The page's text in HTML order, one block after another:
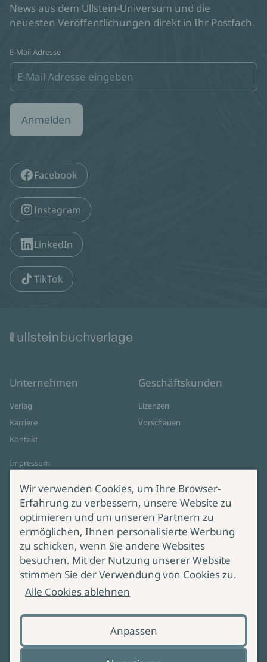
News aus dem Ullstein-Universum und die
neuesten Veröffentlichungen direkt in Ihr Postfach.
E-Mail Adresse
Anmelden
Facebook
Instagram
LinkedIn
TikTok
Unternehmen
Verlag
Karriere
Kontakt
Impressum
Cookie-Einstellungen
AGB Online Shop
Geschäftskunden
Lizenzen
Vorschauen
Service
Lieferung & Versand
Produktsicherheit
Bei Fragen zur Produktsicherheit
wenden Sie sich bitte an
Wir verwenden Cookies, um Ihre Browser-
Erfahrung zu verbessern, unsere Website zu
optimieren und um unseren Partnern zu
ermöglichen, Ihnen personalisierte Werbung
zu schicken, wenn Sie andere Websites
besuchen. Mit der Nutzung unserer Website
stimmen Sie der Verwendung von Cookies zu.
Alle Cookies ablehnen
Anpassen